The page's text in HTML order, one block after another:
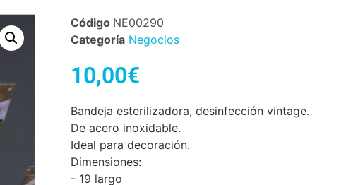
Código NE00290
Categoría Negocios
10,00€
Bandeja esterilizadora, desinfección vintage.
De acero inoxidable.
Ideal para decoración.
Dimensiones:
- 19 largo